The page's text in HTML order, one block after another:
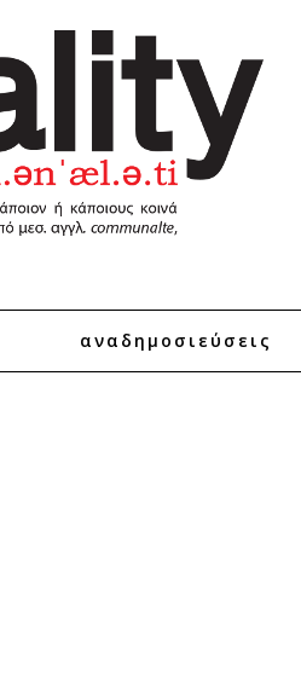
αναδημοσιεύσεις